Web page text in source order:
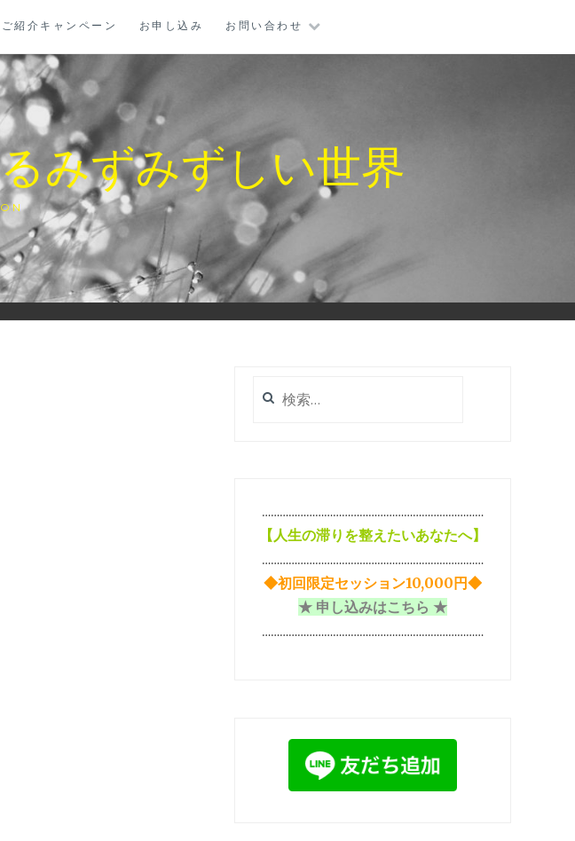
ご紹介キャンペーン お申し込み お問い合わせ
みずみずしい世界
索:
…………………………………………………………………
【人生の滞りを整えたいあなたへ】
…………………………………………………………………
◆初回限定セッション10,000円◆
★ 申し込みはこちら ★
…………………………………………………………………